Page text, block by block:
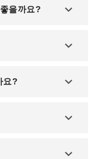
가족 단위 여
을까요?
하며 야외 활
가가 인기 쇼
요?
음식 등이
용하는 것이